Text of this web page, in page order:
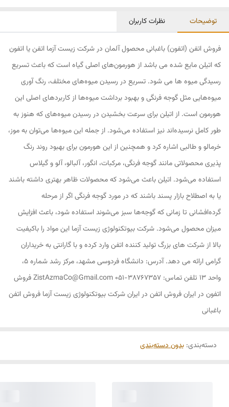
توضیحات نظرات کاربران
فروش اتفن (اتفون) باغبانی محصول آلمان در شرکت زیست آزما اتفن یا اتفون
که اتیلن مایع شده می باشد از هورمون‌های اصلی گیاه است که باعث تسریع
رسیدگی میوه ها می شود. تسریع در رسیدن میوه‌های مختلف، رنگ آوری
میوه‌هایی مثل گوجه فرنگی و بهبود برداشت میوه‌ها از کاربردهای اصلی این
هورمون است. از اتیلن برای سرعت بخشیدن در رسیدن میوه‌های که هنوز به
طور کامل نرسیده‌اند نیز استفاده می‌شود. از جمله این میوه‌ها می‌توان به موز،
خرمالو و طالبی اشاره کرد و همچنین از این هورمون برای بهبود روند رنگ
پذیری محصولاتی مانند گوجه فرنگی، مرکبات، انگور، آلبالو، آلو و گیلاس
استفاده می‌شود. اتیلن باعث می‌شود که محصولات ظاهر بهتری داشته باشند
یا به اصطلاح بازار پسند باشند که در مورد گوجه فرنگی اگر از مرحله
گرده‌افشانی تا زمانی که گوجه‌ها سبز می‌شوند استفاده شود، باعث افزایش
میزان محصول می‌شود. شرکت بیوتکنولوژی زیست آزما این مواد را باکیفیت
بالا از شرکت های بزرگ تولید کننده اتفن وارد کرده و با گارانتی به خریداران
گرامی ارائه می دهد. آدرس: دانشگاه فردوسی مشهد، مرکز رشد شماره 5،
واحد 13 تلفن تماس: 38767357-051 ZistAzmaCo@Gmail.com فروش
اتفون در ایران فروش اتفن در ایران شرکت بیوتکنولوژی زیست آزما فروش اتفن
باغبانی
دسته‌بندی: بدون دسته‌بندی